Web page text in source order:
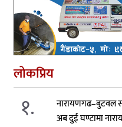
लोकप्रिय
१.
नारायणगढ–बुटवल
अब दुई घण्टामा